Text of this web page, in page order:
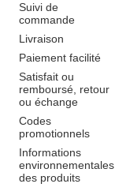
Suivi de
commande
Livraison
Paiement facilité
Satisfait ou
remboursé, retour
ou échange
Codes
promotionnels
Informations
environnementales
des produits